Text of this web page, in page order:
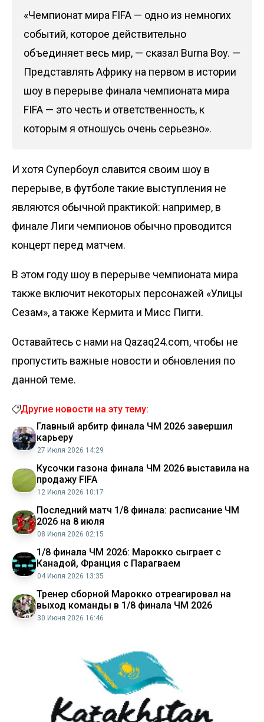
«Чемпионат мира FIFA — одно из немногих
событий, которое действительно
объединяет весь мир, — сказал Burna Boy. —
Представлять Африку на первом в истории
шоу в перерыве финала чемпионата мира
FIFA — это честь и ответственность, к
которым я отношусь очень серьезно».
И хотя Супербоул славится своим шоу в
перерыве, в футболе такие выступления не
являются обычной практикой: например, в
финале Лиги чемпионов обычно проводится
концерт перед матчем.
В этом году шоу в перерыве чемпионата мира
также включит некоторых персонажей «Улицы
Сезам», а также Кермита и Мисс Пигги.
Оставайтесь с нами на Qazaq24.com, чтобы не
пропустить важные новости и обновления по
данной теме.
Другие новости на эту тему:
Главный арбитр финала ЧМ 2026 завершил
карьеру
27 Июля 2026 14:29
Кусочки газона финала ЧМ 2026 выставила на
продажу FIFA
12 Июля 2026 10:17
Последний матч 1/8 финала: расписание ЧМ
2026 на 8 июля
08 Июля 2026 02:15
1/8 финала ЧМ 2026: Марокко сыграет с
Канадой, Франция с Парагваем
04 Июля 2026 13:35
Тренер сборной Марокко отреагировал на
выход команды в 1/8 финала ЧМ 2026
30 Июня 2026 16:46